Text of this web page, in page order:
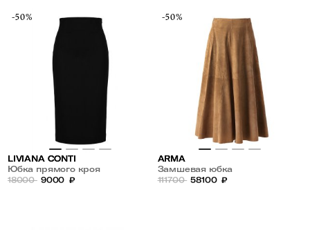
-50%
LIVIANA CONTI
Юбка прямого кроя
18000 9000 ₽
-50%
ARMA
Замшевая юбка
111700 58100 ₽